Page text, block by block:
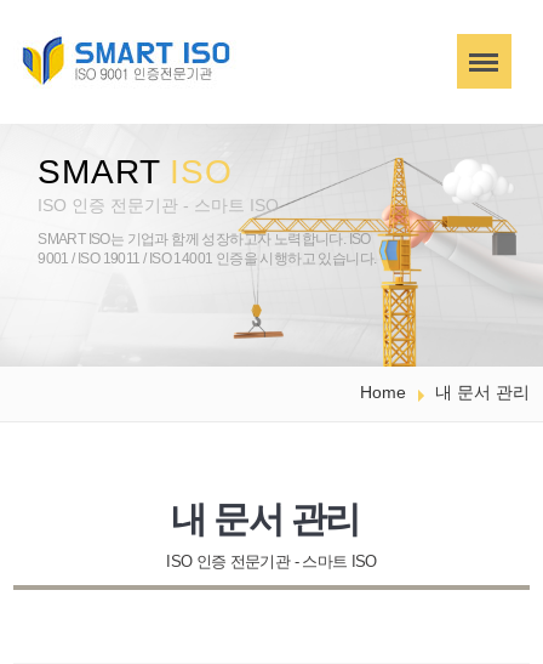
SMART ISO
ISO 인증 전문기관 - 스마트 ISO
SMART ISO는 기업과 함께 성장하고자 노력합니다. ISO
9001 / ISO 19011 / ISO 14001 인증을 시행하고 있습니다.
Home 내 문서 관리
내 문서 관리
ISO 인증 전문기관 - 스마트 ISO